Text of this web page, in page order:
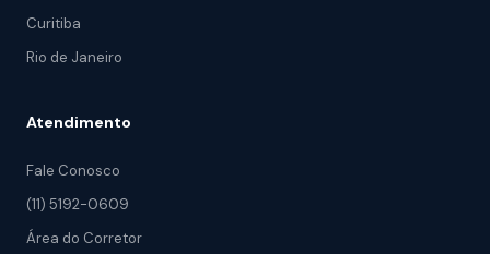
Curitiba
Rio de Janeiro
Atendimento
Fale Conosco
(11) 5192-0609
Área do Corretor